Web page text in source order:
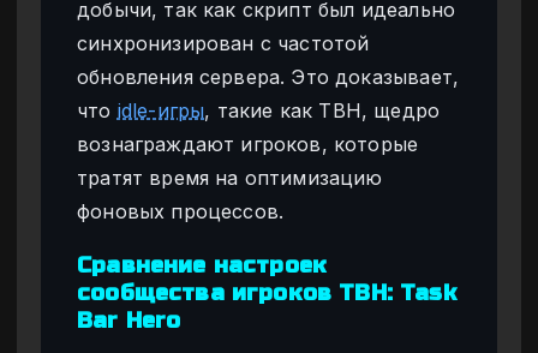
добычи, так как скрипт был идеально
синхронизирован с частотой
обновления сервера. Это доказывает,
что idle-игры, такие как TBH, щедро
вознаграждают игроков, которые
тратят время на оптимизацию
фоновых процессов.
Сравнение настроек
сообщества игроков TBH: Task
Bar Hero